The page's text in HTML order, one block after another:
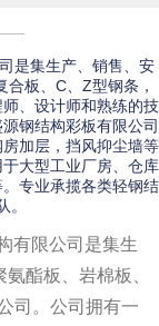
是集生产、销售、安
板、C、Z型钢条，
、设计师和熟练的技
钢结构彩板有限公司
加层，挡风抑尘墙等
大型工业厂房、仓库
专业承揽各类轻钢结
有限公司是集生
酯板、岩棉板、
司。公司拥有一